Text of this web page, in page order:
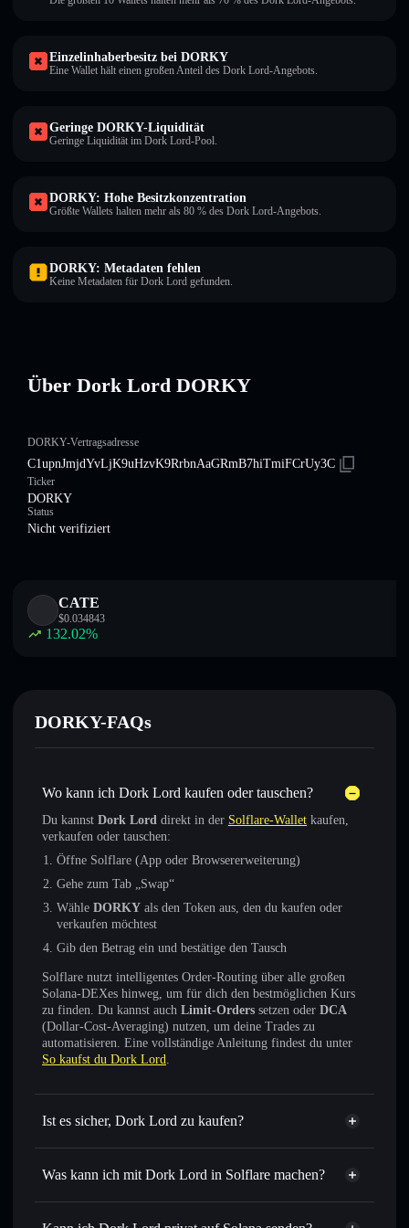
Einzelinhaberbesitz bei DORKY
Eine Wallet hält einen großen Anteil des Dork Lord-Angebots.
Geringe DORKY-Liquidität
Geringe Liquidität im Dork Lord-Pool.
DORKY: Hohe Besitzkonzentration
Größte Wallets halten mehr als 80 % des Dork Lord-Angebots.
DORKY: Metadaten fehlen
Keine Metadaten für Dork Lord gefunden.
Über Dork Lord DORKY
DORKY-Vertragsadresse
C1upnJmjdYvLjK9uHzvK9RrbnAaGRmB7hiTmiFCrUy3C
Ticker
DORKY
Status
Nicht verifiziert
CATE
$0.034843
132.02%
DORKY-FAQs
Wo kann ich Dork Lord kaufen oder tauschen?
Du kannst Dork Lord direkt in der Solflare-Wallet kaufen,
verkaufen oder tauschen:
Öffne Solflare (App oder Browsererweiterung)
Gehe zum Tab „Swap“
Wähle DORKY als den Token aus, den du kaufen oder
verkaufen möchtest
Gib den Betrag ein und bestätige den Tausch
Solflare nutzt intelligentes Order-Routing über alle großen
Solana-DEXes hinweg, um für dich den bestmöglichen Kurs
zu finden. Du kannst auch Limit-Orders setzen oder DCA
(Dollar-Cost-Averaging) nutzen, um deine Trades zu
automatisieren. Eine vollständige Anleitung findest du unter
So kaufst du Dork Lord.
Ist es sicher, Dork Lord zu kaufen?
Dork Lord nicht verifiziert
Was kann ich mit Dork Lord in Solflare machen?
Dork Lord
Solflare-Wallet